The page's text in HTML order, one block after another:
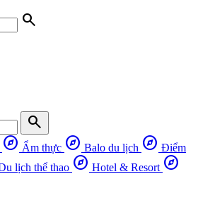
search
search
explore Ẩm thực explore Balo du lịch explore Điểm
lịch thể thao explore Hotel & Resort explore